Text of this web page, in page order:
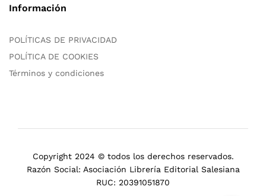
Información
POLÍTICAS DE PRIVACIDAD
POLÍTICA DE COOKIES
Términos y condiciones
Copyright 2024 © todos los derechos reservados.
Razón Social: Asociación Librería Editorial Salesiana
RUC: 20391051870